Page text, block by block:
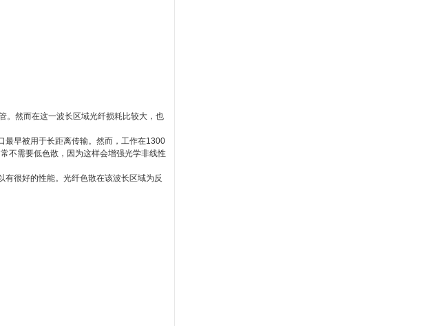
。然而在这一波长区域光纤损耗比较大，也
最早被用于长距离传输。然而，工作在1300
不需要低色散，因为这样会增强光学非线性
很好的性能。光纤色散在该波长区域为反